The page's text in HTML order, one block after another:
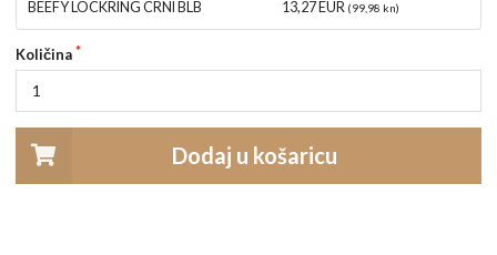
BEEFY LOCKRING CRNI BLB 13,27 EUR (99,98 kn)
Količina
Dodaj u košaricu